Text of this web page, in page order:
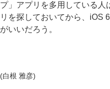
プ」アプリを多用している人
リを探しておいてから、iOS
がいいだろう。
(白根 雅彦)